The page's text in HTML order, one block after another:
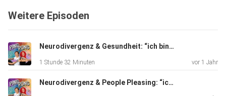
Weitere Episoden
Neurodivergenz & Gesundheit: “ich bin eine einzige Baustelle”
1 Stunde 32 Minuten vor 1 Jahr
Neurodivergenz & People Pleasing: “ich muss mich dauernd für jedes Bedürfnis rechtfertigen!”